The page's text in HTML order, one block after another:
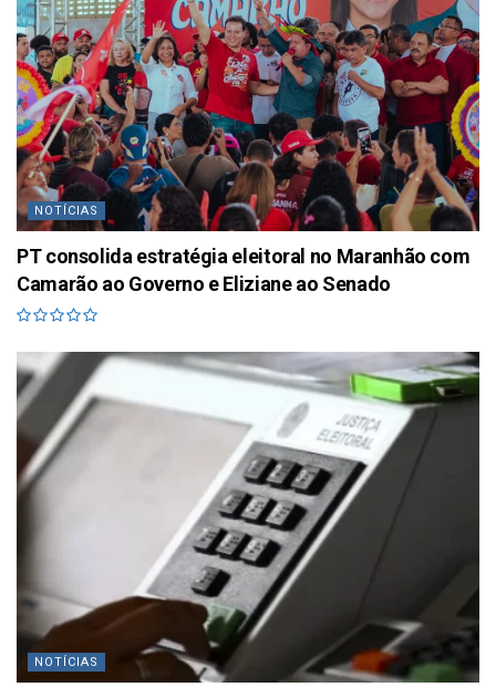
NOTÍCIAS
PT consolida estratégia eleitoral no Maranhão com
Camarão ao Governo e Eliziane ao Senado
NOTÍCIAS